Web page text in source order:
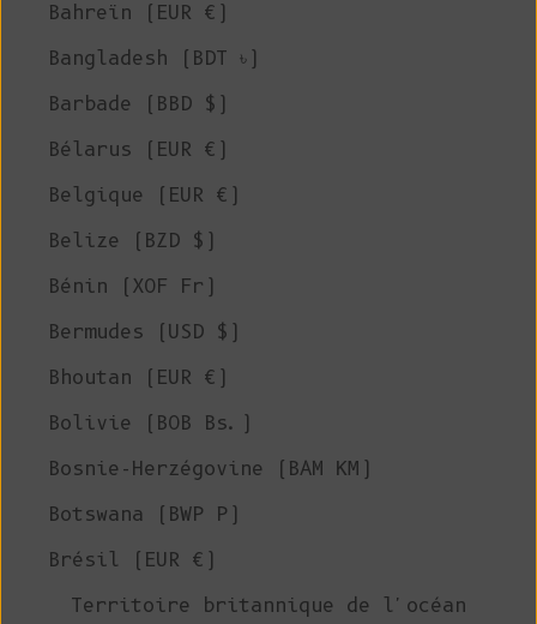
Bahreïn (EUR €)
Bangladesh (BDT ৳)
Barbade (BBD $)
Bélarus (EUR €)
Belgique (EUR €)
Belize (BZD $)
Bénin (XOF Fr)
Bermudes (USD $)
Bhoutan (EUR €)
Bolivie (BOB Bs.)
Bosnie-Herzégovine (BAM КМ)
Botswana (BWP P)
Brésil (EUR €)
Territoire britannique de l'océan